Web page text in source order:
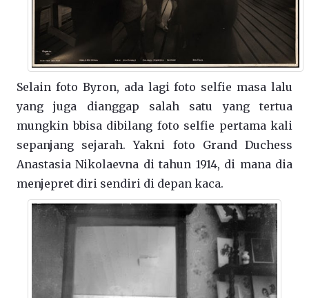
Selain foto Byron, ada lagi foto selfie masa lalu
yang juga dianggap salah satu yang tertua
mungkin bbisa dibilang foto selfie pertama kali
sepanjang sejarah. Yakni foto Grand Duchess
Anastasia Nikolaevna di tahun 1914, di mana dia
menjepret diri sendiri di depan kaca.